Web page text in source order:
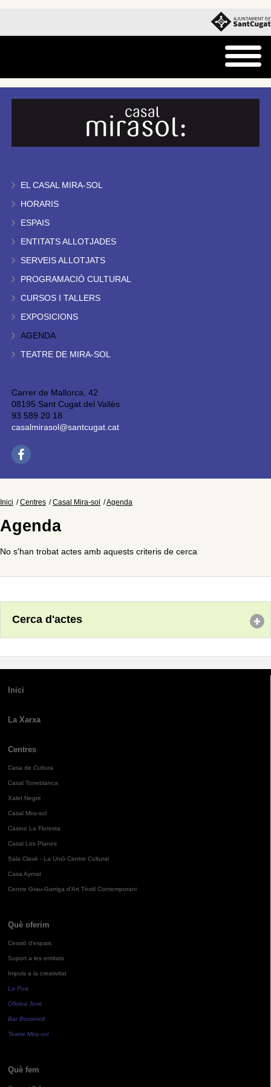
EL CASAL MIRA-SOL
HORARIS
ESPAIS
ENTITATS ALLOTJADES
SERVEIS ALLOTJATS
PROGRAMACIÓ CULTURAL
CURSOS I TALLERS
EXPOSICIONS
AGENDA
TEATRE DE MIRA-SOL
Carrer de Mallorca, 42
08195 Sant Cugat del Vallès
93 589 20 18
casalmirasol@santcugat.cat
Inici Centres Casal Mira-sol Agenda
Agenda
No s'han trobat actes amb aquests criteris de cerca
Cerca d'actes
Inici
La Xarxa
Centres
Casa de Cultura
Casal Torreblanca
Xalet Negre
Casal Mira-sol
Casino La Floresta
Casal Les Planes
Sala Clavé - La Unió Centre Cultural
Casa Aymat
Centre Grau-Garriga d'Art Tèxtil Contemporani
Què oferim
Cessió d'espais
Suport a les entitats
Impuls a la creativitat
La Pua
Oficina Jove
Bar Bocamoll
Teatre Mira-sol
Què fem